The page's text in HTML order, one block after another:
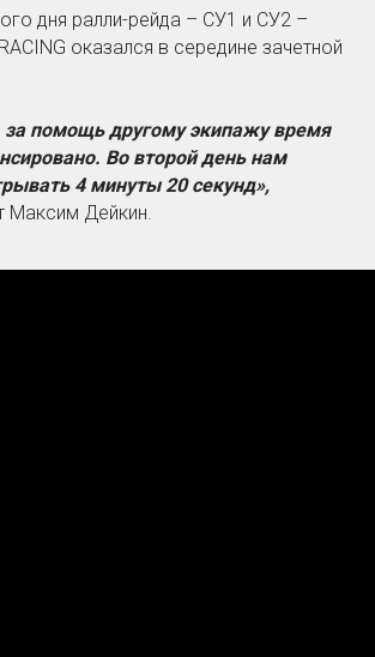
дня ралли-рейда – СУ1 и СУ2 –
оказался в середине зачетной
помощь другому экипажу время
Во второй день нам
4 минуты 20 секунд»,
Максим Дейкин.